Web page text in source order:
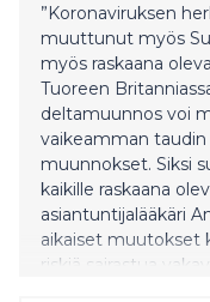
”Koronaviruksen
muuttunut myös
myös raskaana
Tuoreen
deltamuunnos voi
vaikeamman
muunnokset. Siksi
kaikille raskaana
asiantuntijalääkäri
aikaiset muutokset
riskiä sairastua